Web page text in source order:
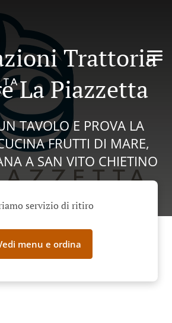
Trattoria
La Piazzetta
TAVOLO E PROVA LA
FRUTTI DI MARE,
A SAN VITO CHIETINO
servizio di ritiro
menu e ordina